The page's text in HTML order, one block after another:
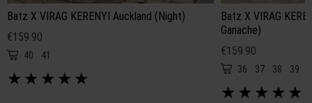
Batz X VIRAG KERENYI Auckland (Night)
€159.90
40 41
★ ★ ★ ★ ★
Batz X VIRAG
Ganache)
€159.90
36 37 38 39
★ ★ ★ ★ ★